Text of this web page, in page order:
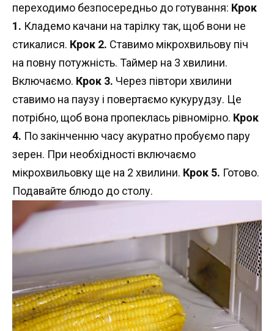
переходимо безпосередньо до готування: Крок
1. Кладемо качани на тарілку так, щоб вони не
стикалися. Крок 2. Ставимо мікрохвильову піч
на повну потужність. Таймер на 3 хвилини.
Включаємо. Крок 3. Через півтори хвилини
ставимо на паузу і повертаємо кукурудзу. Це
потрібно, щоб вона пропеклась рівномірно. Крок
4. По закінченню часу акуратно пробуємо пару
зерен. При необхідності включаємо
мікрохвильовку ще на 2 хвилини. Крок 5. Готово.
Подавайте блюдо до столу.